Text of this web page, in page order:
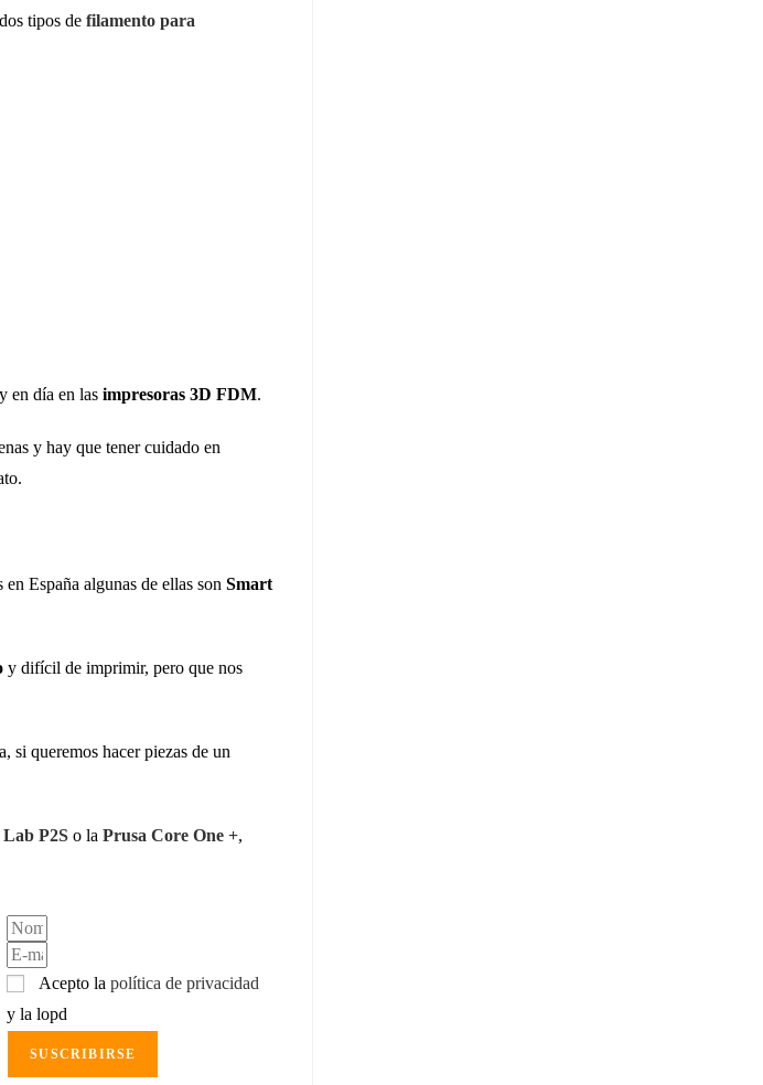
tipos de filamento para
en día en las impresoras 3D FDM.
y hay que tener cuidado en
España algunas de ellas son Smart
y difícil de imprimir, pero que nos
si queremos hacer piezas de un
P2S o la Prusa Core One +,
Acepto lapolítica de privacidad
y la lopd
SUSCRIBIRSE